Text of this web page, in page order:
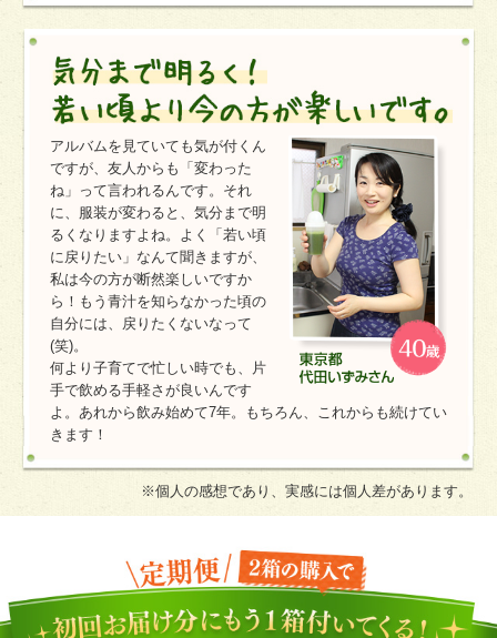
アルバムを見ていても気が付くん
ですが、友人からも「変わった
ね」って言われるんです。それ
に、服装が変わると、気分まで明
るくなりますよね。よく「若い頃
に戻りたい」なんて聞きますが、
私は今の方が断然楽しいですか
ら！もう青汁を知らなかった頃の
自分には、戻りたくないなって
(笑)。
何より子育てで忙しい時でも、片
手で飲める手軽さが良いんです
よ。あれから飲み始めて7年。もちろん、これからも続けてい
きます！
※個人の感想であり、実感には個人差があります。